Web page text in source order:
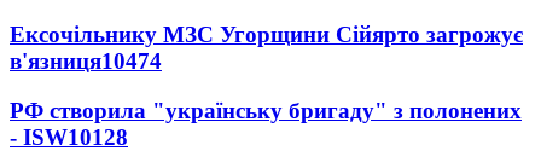
Ексочільнику МЗС Угорщини Сійярто загрожує
в'язниця10474
РФ створила "українську бригаду" з полонених
- ISW10128